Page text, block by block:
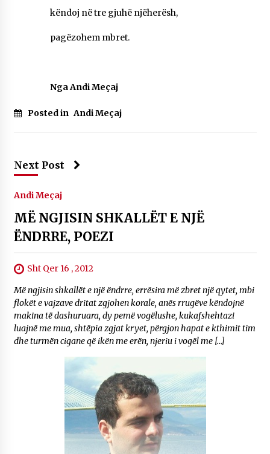
këndoj në tre gjuhë njëherësh,
pagëzohem mbret.
Nga Andi Meçaj
Posted in Andi Meçaj
Next Post
Andi Meçaj
MË NGJISIN SHKALLËT E NJË
ËNDRRE, POEZI
Sht Qer 16 , 2012
Më ngjisin shkallët e një ëndrre, errësira më zbret një qytet, mbi
flokët e vajzave dritat zgjohen korale, anës rrugëve këndojnë
makina të dashuruara, dy pemë vogëlushe, kukafshehtazi
luajnë me mua, shtëpia zgjat kryet, përgjon hapat e kthimit tim
dhe turmën cigane që ikën me erën, njeriu i vogël me […]